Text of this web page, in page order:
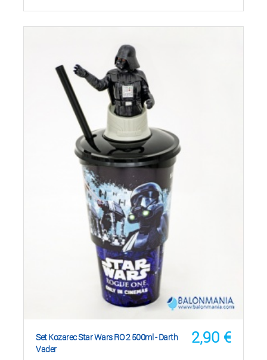
2,90 €
Set Kozarec Star Wars RO 2 500ml - Darth
Vader